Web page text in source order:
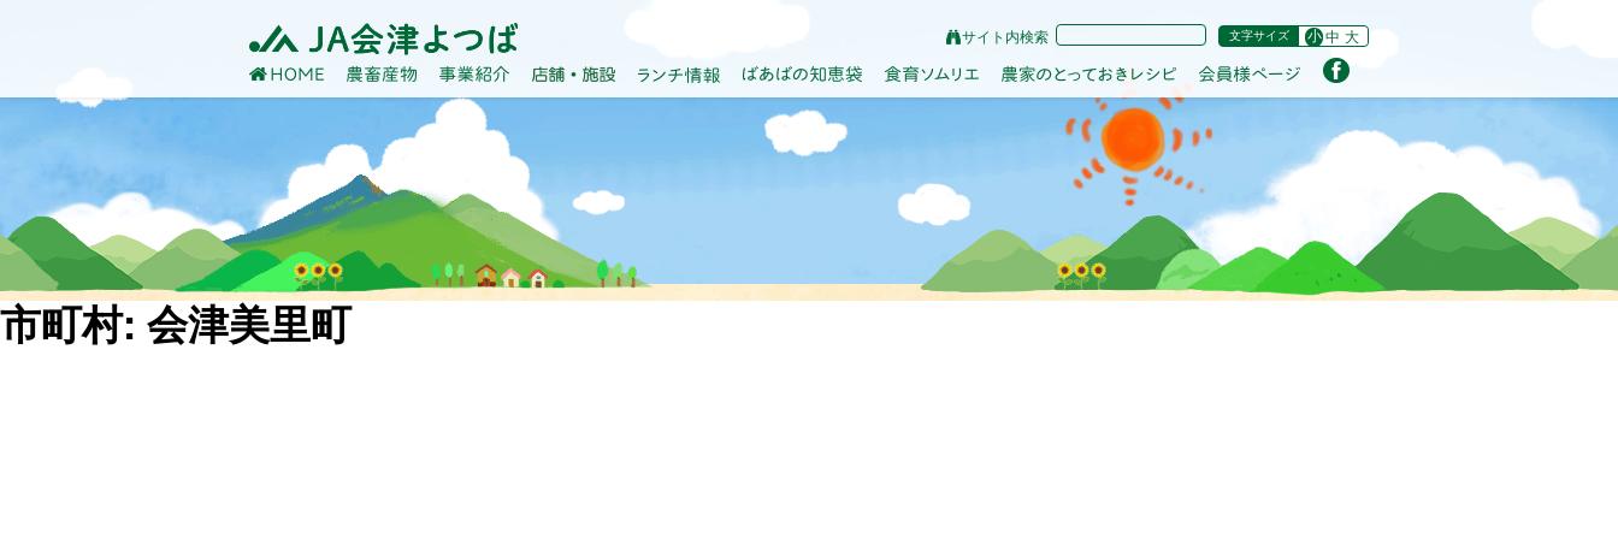
JA会津よつば
サイト内検索 文字サイズ 小 中 大
HOME 農畜産物 事業紹介 店舗・施設 ランチ情報 ばあばの知恵袋 食育ソムリエ 農家のとっておきレシピ会員様ページ
市町村: 会津美里町